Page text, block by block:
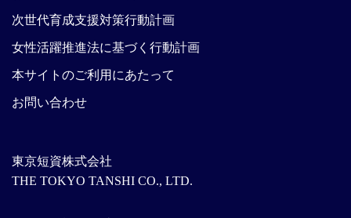
東京短資株式会社
THE TOKYO TANSHI CO., LTD.
次世代育成支援対策行動計画
女性活躍推進法に基づく行動計画
本サイトのご利用にあたって
お問い合わせ